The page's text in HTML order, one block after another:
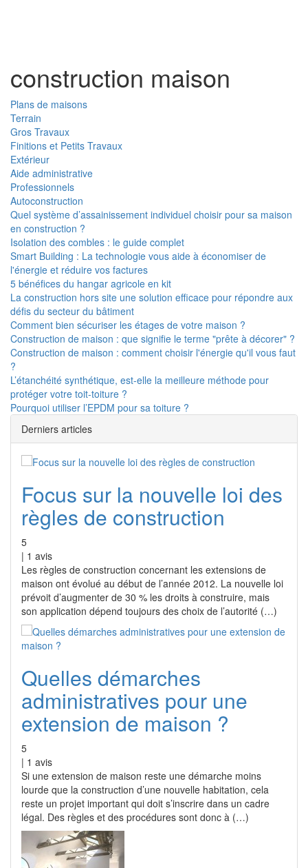
construction maison
Plans de maisons
Terrain
Gros Travaux
Finitions et Petits Travaux
Extérieur
Aide administrative
Professionnels
Autoconstruction
Quel système d’assainissement individuel choisir pour sa maison
en construction ?
Isolation des combles : le guide complet
Smart Building : La technologie vous aide à économiser de
l'énergie et réduire vos factures
5 bénéfices du hangar agricole en kit
La construction hors site une solution efficace pour répondre aux
défis du secteur du bâtiment
Comment bien sécuriser les étages de votre maison ?
Construction de maison : que signifie le terme "prête à décorer" ?
Construction de maison : comment choisir l'énergie qu'il vous faut
?
L’étanchéité synthétique, est-elle la meilleure méthode pour
protéger votre toit-toiture ?
Pourquoi utiliser l’EPDM pour sa toiture ?
Derniers articles
Focus sur la nouvelle loi des
règles de construction
5
| 1 avis
Les règles de construction concernant les extensions de
maison ont évolué au début de l’année 2012. La nouvelle loi
prévoit d’augmenter de 30 % les droits à construire, mais
son application dépend toujours des choix de l’autorité (…)
Quelles démarches
administratives pour une
extension de maison ?
5
| 1 avis
Si une extension de maison reste une démarche moins
lourde que la construction d’une nouvelle habitation, cela
reste un projet important qui doit s’inscrire dans un cadre
légal. Des règles et des procédures sont donc à (…)